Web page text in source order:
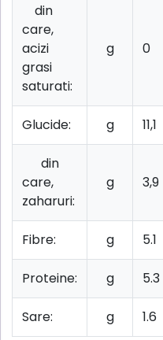
din
care,
acizi
grasi
saturati:
g 0
Glucide: g 11,1
din
care,
zaharuri:
g 3,9
Fibre: g 5.1
Proteine: g 5.3
Sare: g 1.6